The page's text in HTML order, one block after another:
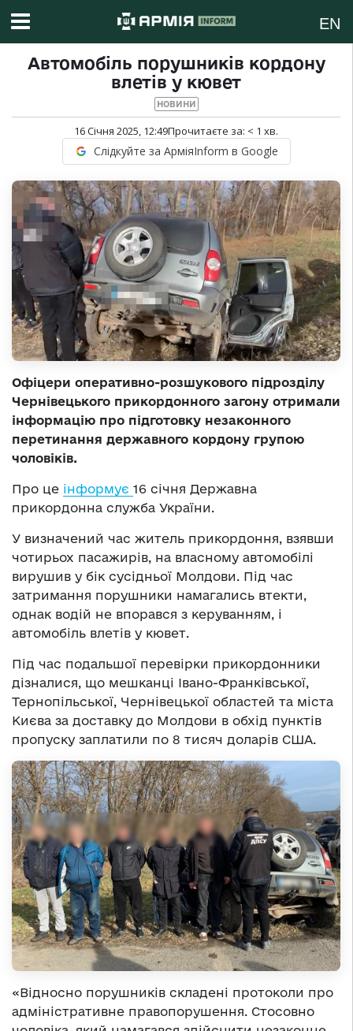
EN
Автомобіль порушників кордону
влетів у кювет
НОВИНИ
16 Січня 2025, 12:49Прочитаєте за: < 1 хв.
Слідкуйте за АрміяInform в Google
Офіцери оперативно-розшукового підрозділу
Чернівецького прикордонного загону отримали
інформацію про підготовку незаконного
перетинання державного кордону групою
чоловіків.
Про це інформує 16 січня Державна
прикордонна служба України.
У визначений час житель прикордоння, взявши
чотирьох пасажирів, на власному автомобілі
вирушив у бік сусідньої Молдови. Під час
затримання порушники намагались втекти,
однак водій не впорався з керуванням, і
автомобіль влетів у кювет.
Під час подальшої перевірки прикордонники
дізналися, що мешканці Івано-Франківської,
Тернопільської, Чернівецької областей та міста
Києва за доставку до Молдови в обхід пунктів
пропуску заплатили по 8 тисяч доларів США.
«Відносно порушників складені протоколи про
адміністративне правопорушення. Стосовно